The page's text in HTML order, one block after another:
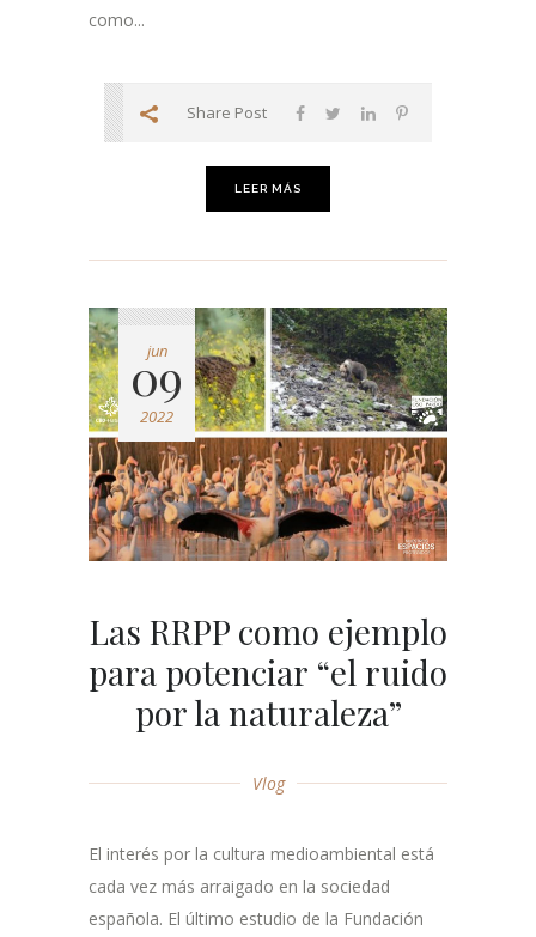
como...
Share Post
LEER MÁS
jun
09
2022
Las RRPP como ejemplo
para potenciar “el ruido
por la naturaleza”
Vlog
El interés por la cultura medioambiental está
cada vez más arraigado en la sociedad
española. El último estudio de la Fundación